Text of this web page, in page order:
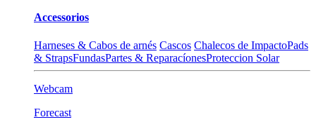
Accessorios
Harneses & Cabos de arnés Cascos Chalecos de ImpactoPads
& StrapsFundasPartes & ReparacíonesProteccion Solar
Webcam
Forecast